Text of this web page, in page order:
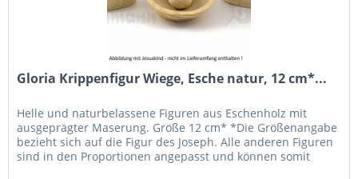
Gloria Krippenfigur Wiege, Esche natur, 12 cm*...
Helle und naturbelassene Figuren aus Eschenholz mit
ausgeprägter Maserung. Größe 12 cm* *Die Größenangabe
bezieht sich auf die Figur des Joseph. Alle anderen Figuren
sind in den Proportionen angepasst und können somit